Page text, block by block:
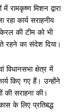
रामकृष्ण मिशन द्वारा
कार्य सराहनीय
की टीम को भी
रहने का संदेश दिया।
क्षेत्र में
किए गए हैं। उन्होंने
सराहना की।
के लिए प्रतिबद्ध